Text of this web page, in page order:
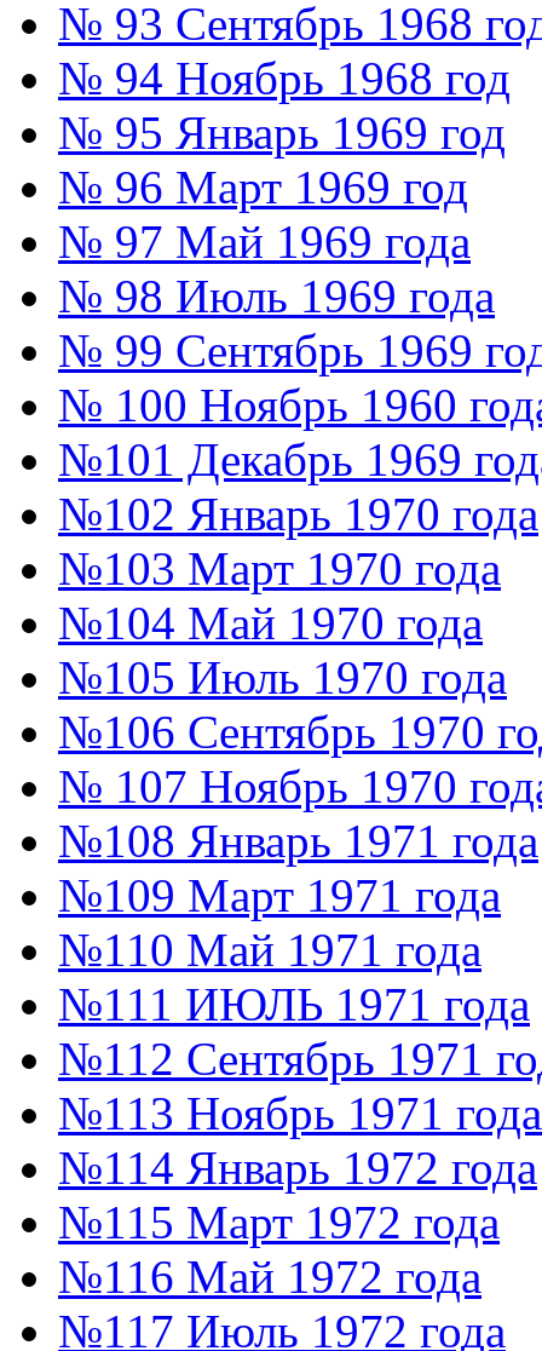
№ 93 Сентябрь 1968
№ 94 Ноябрь 1968 год
№ 95 Январь 1969 год
№ 96 Март 1969 год
№ 97 Май 1969 года
№ 98 Июль 1969 года
№ 99 Сентябрь 1969
№ 100 Ноябрь 1960
№101 Декабрь 1969
№102 Январь 1970 года
№103 Март 1970 года
№104 Май 1970 года
№105 Июль 1970 года
№106 Сентябрь 1970
№ 107 Ноябрь 1970
№108 Январь 1971 года
№109 Март 1971 года
№110 Май 1971 года
№111 ИЮЛЬ 1971 года
№112 Сентябрь 1971
№113 Ноябрь 1971 года
№114 Январь 1972 года
№115 Март 1972 года
№116 Май 1972 года
№117 Июль 1972 года